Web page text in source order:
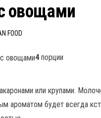
овощами
FOOD
4порции
или крупами.
ароматом будет всегда